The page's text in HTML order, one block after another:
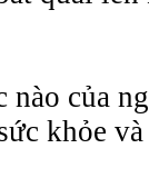
của
khỏe